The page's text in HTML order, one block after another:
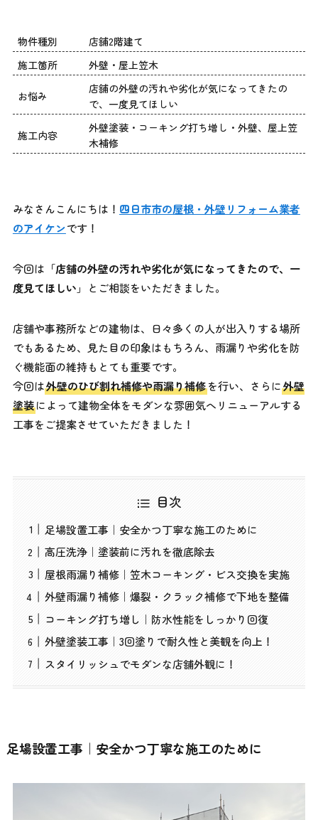
物件種別
店舗2階建て
施工箇所
外壁・屋上笠木
お悩み
店舗の外壁の汚れや劣化が気になってきたの
で、一度見てほしい
施工内容
外壁塗装・コーキング打ち増し・外壁、屋上笠
木補修
みなさんこんにちは！ 四日市市の屋根・外壁リフォーム業者
のアイケンです！
今回は「店舗の外壁の汚れや劣化が気になってきたので、一
度見てほしい 」とご相談をいただきました。
店舗や事務所などの建物は、日々多くの人が出入りする場所
でもあるため、見た目の印象はもちろん、雨漏りや劣化を防
ぐ機能面の維持もとても重要です。
今回は外壁のひび割れ補修や雨漏り補修を行い、さらに外壁
塗装によって建物全体をモダンな雰囲気へリニューアルする
工事をご提案させていただきました！
目次
足場設置工事｜安全かつ丁寧な施工のために
高圧洗浄｜塗装前に汚れを徹底除去
屋根雨漏り補修｜笠木コーキング・ビス交換を実施
外壁雨漏り補修｜爆裂・クラック補修で下地を整備
コーキング打ち増し｜防水性能をしっかり回復
外壁塗装工事｜3回塗りで耐久性と美観を向上！
スタイリッシュでモダンな店舗外観に！
足場設置工事｜安全かつ丁寧な施工のために